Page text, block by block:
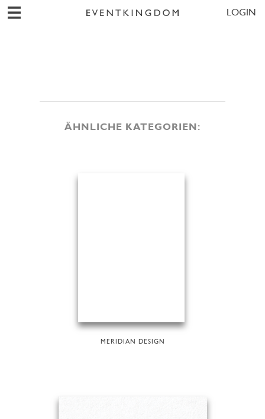
LOGIN
ÄHNLICHE KATEGORIEN:
MERIDIAN DESIGN